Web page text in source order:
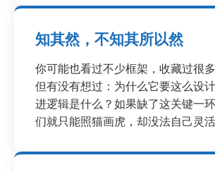
知其然，不知其所以然
你可能也看过不少框架，收藏过很多
但有没有想过：为什么它要这么设
进逻辑是什么？如果缺了这关键一
们就只能照猫画虎，却没法自己灵活